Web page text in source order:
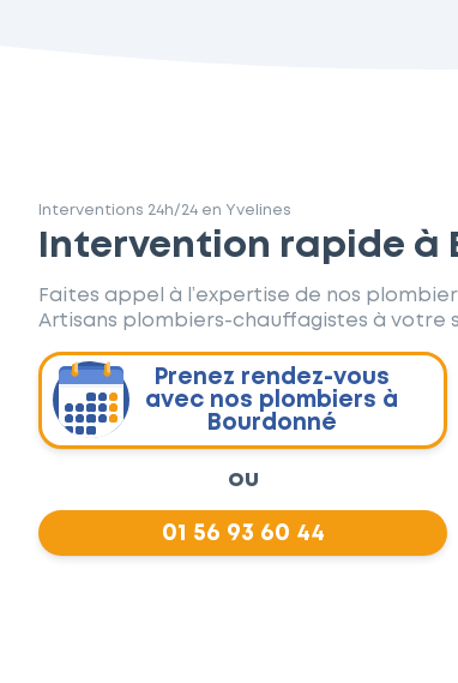
Interventions 24h/24 en Yvelines
Intervention rapide à
Faites appel à l’expertise de nos
Artisans plombiers-chauffagistes à votre
Prenez rendez-vous
avec nos plombiers à
Bourdonné
ou
01 56 93 60 44